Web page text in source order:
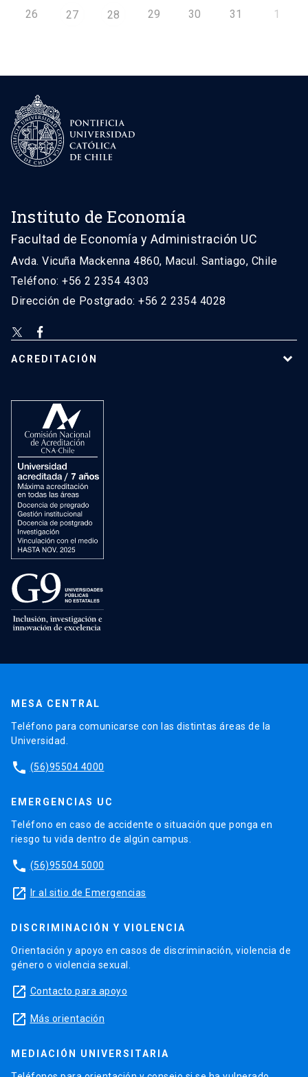
26 27 28 29 30 31 1
Instituto de Economía
Facultad de Economía y Administración UC
Avda. Vicuña Mackenna 4860, Macul. Santiago, Chile
Teléfono: +56 2 2354 4303
Dirección de Postgrado: +56 2 2354 4028
ACREDITACIÓN
MESA CENTRAL
Teléfono para comunicarse con las distintas áreas de la
Universidad.
phone (56)95504 4000
EMERGENCIAS UC
Teléfono en caso de accidente o situación que ponga en
riesgo tu vida dentro de algún campus.
phone (56)95504 5000
launch Ir al sitio de Emergencias
DISCRIMINACIÓN Y VIOLENCIA
Orientación y apoyo en casos de discriminación, violencia de
género o violencia sexual.
launch Contacto para apoyo
launch Más orientación
MEDIACIÓN UNIVERSITARIA